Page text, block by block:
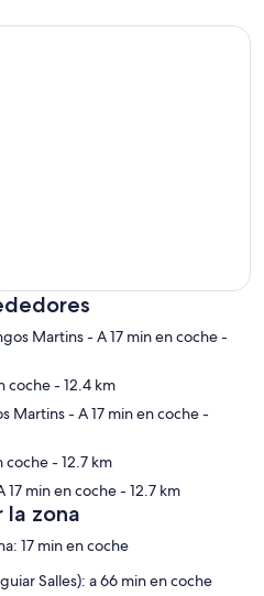
MapaMartins- A 17 min en coche-
coche- 12.4 km
Martins- A 17 min en coche-
coche- 12.7 km
17 min en coche- 12.7 km
la zona
17 min en coche
Salles): a 66 min en coche